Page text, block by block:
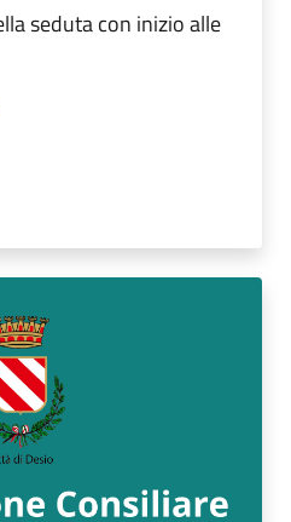
seduta con inizio alle